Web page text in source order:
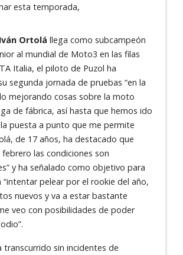
esta temporada,
Iván Ortolá llega como subcampeón
al mundial de Moto3 en las filas
Italia, el piloto de Puzol ha
segunda jornada de pruebas “en la
mejorando cosas sobre la moto
de fábrica, así hasta que hemos ido
puesta a punto que me permite
de 17 años, ha destacado que
febrero las condiciones son
y ha señalado como objetivo para
pelear por el rookie del año,
nuevos y va a estar bastante
veo con posibilidades de poder
transcurrido sin incidentes de